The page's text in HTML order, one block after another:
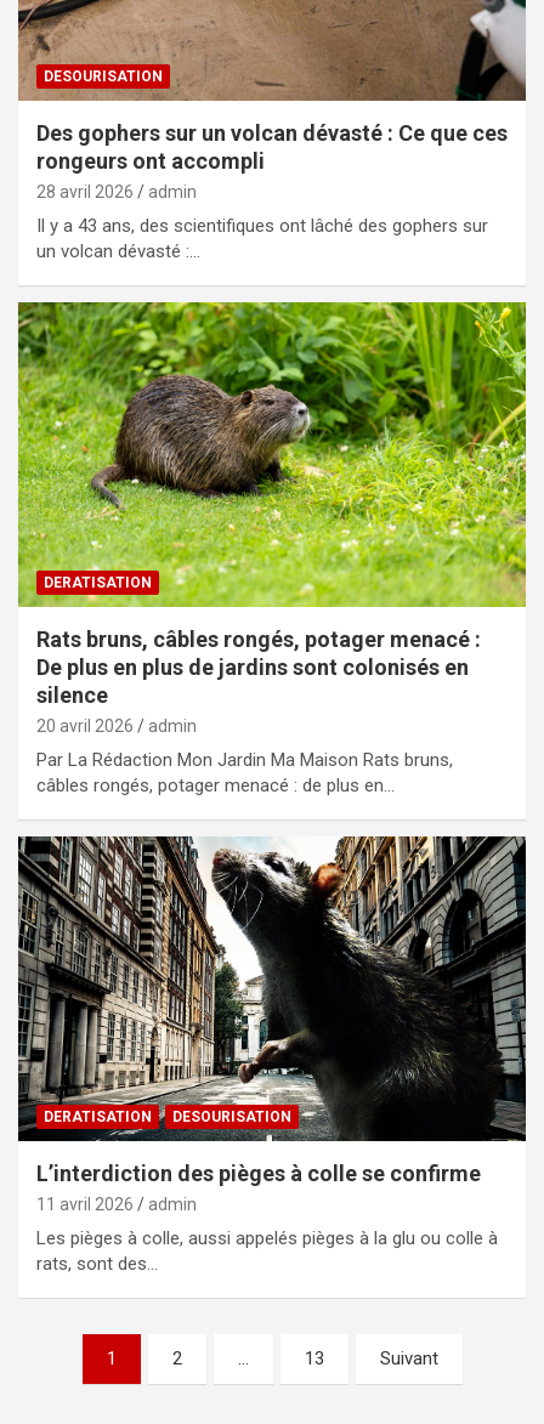
DESOURISATION
Des gophers sur un volcan dévasté : Ce que ces
rongeurs ont accompli
28 avril 2026 admin
Il y a 43 ans, des scientifiques ont lâché des gophers sur
un volcan dévasté :…
DERATISATION
Rats bruns, câbles rongés, potager menacé :
De plus en plus de jardins sont colonisés en
silence
20 avril 2026 admin
Par La Rédaction Mon Jardin Ma Maison Rats bruns,
câbles rongés, potager menacé : de plus en…
DERATISATION DESOURISATION
L’interdiction des pièges à colle se confirme
11 avril 2026 admin
Les pièges à colle, aussi appelés pièges à la glu ou colle à
rats, sont des…
Pagination
1 2 … 13 Suivant